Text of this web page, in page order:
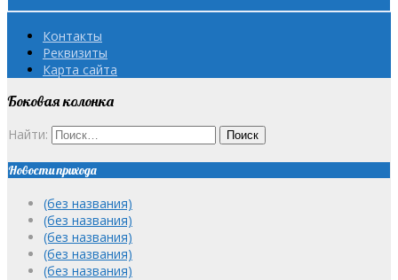
Контакты
Реквизиты
Карта сайта
Боковая колонка
Найти:
Новости прихода
(без названия)
(без названия)
(без названия)
(без названия)
(без названия)